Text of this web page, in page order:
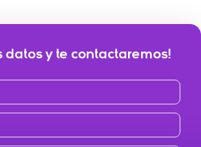
datos y te contactaremos!